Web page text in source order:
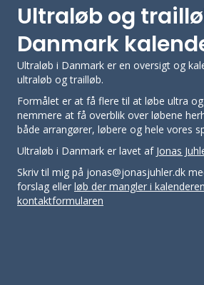
Ultraløb og
Danmark
Ultraløb i Danmark er en oversigt og
ultraløb og trailløb.
Formålet er at få flere til at løbe ultra
nemmere at få overblik over løbene
både arrangører, løbere og hele vores
Ultraløb i Danmark er lavet af Jonas
Skriv til mig på jonas@jonasjuhler.dk
forslag eller løb der mangler i kalenderen
kontaktformularen